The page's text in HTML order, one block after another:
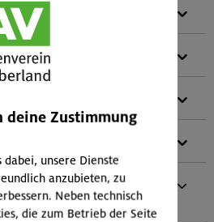
pro zwei Personen)
Hüttenschlafsack,
Handtuch
deine Zustimmung
dabei, unsere Dienste
anzubieten, zu
Neben technisch
die zum Betrieb der Seite